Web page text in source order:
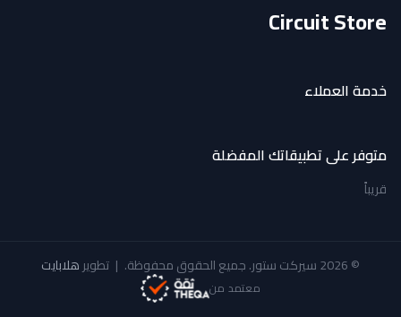
Circuit Store
خدمة العملاء
متوفر على تطبيقاتك المفضلة
قريباً
© 2026 سيركت ستور. جميع الحقوق محفوظة. | تطويرهلابايت
معتمد من